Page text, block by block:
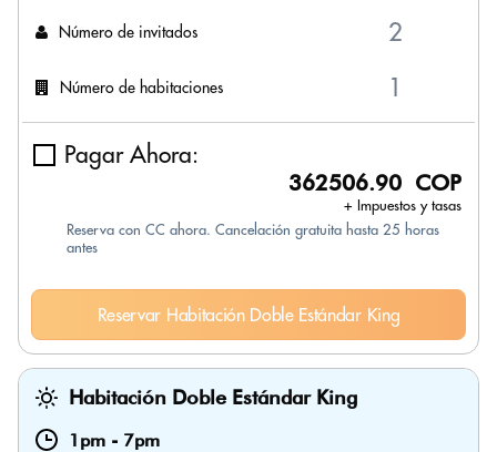
Número de invitados
Número de habitaciones
Pagar Ahora:
362506.90 COP
+ Impuestos y tasas
Reserva con CC ahora. Cancelación gratuita hasta 25 horas
antes
Reservar Habitación Doble Estándar King
Habitación Doble Estándar King
1pm - 7pm